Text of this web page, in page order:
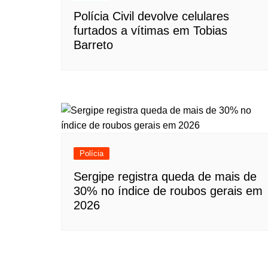
Polícia Civil devolve celulares
furtados a vítimas em Tobias
Barreto
Polícia
Sergipe registra queda de mais de
30% no índice de roubos gerais em
2026